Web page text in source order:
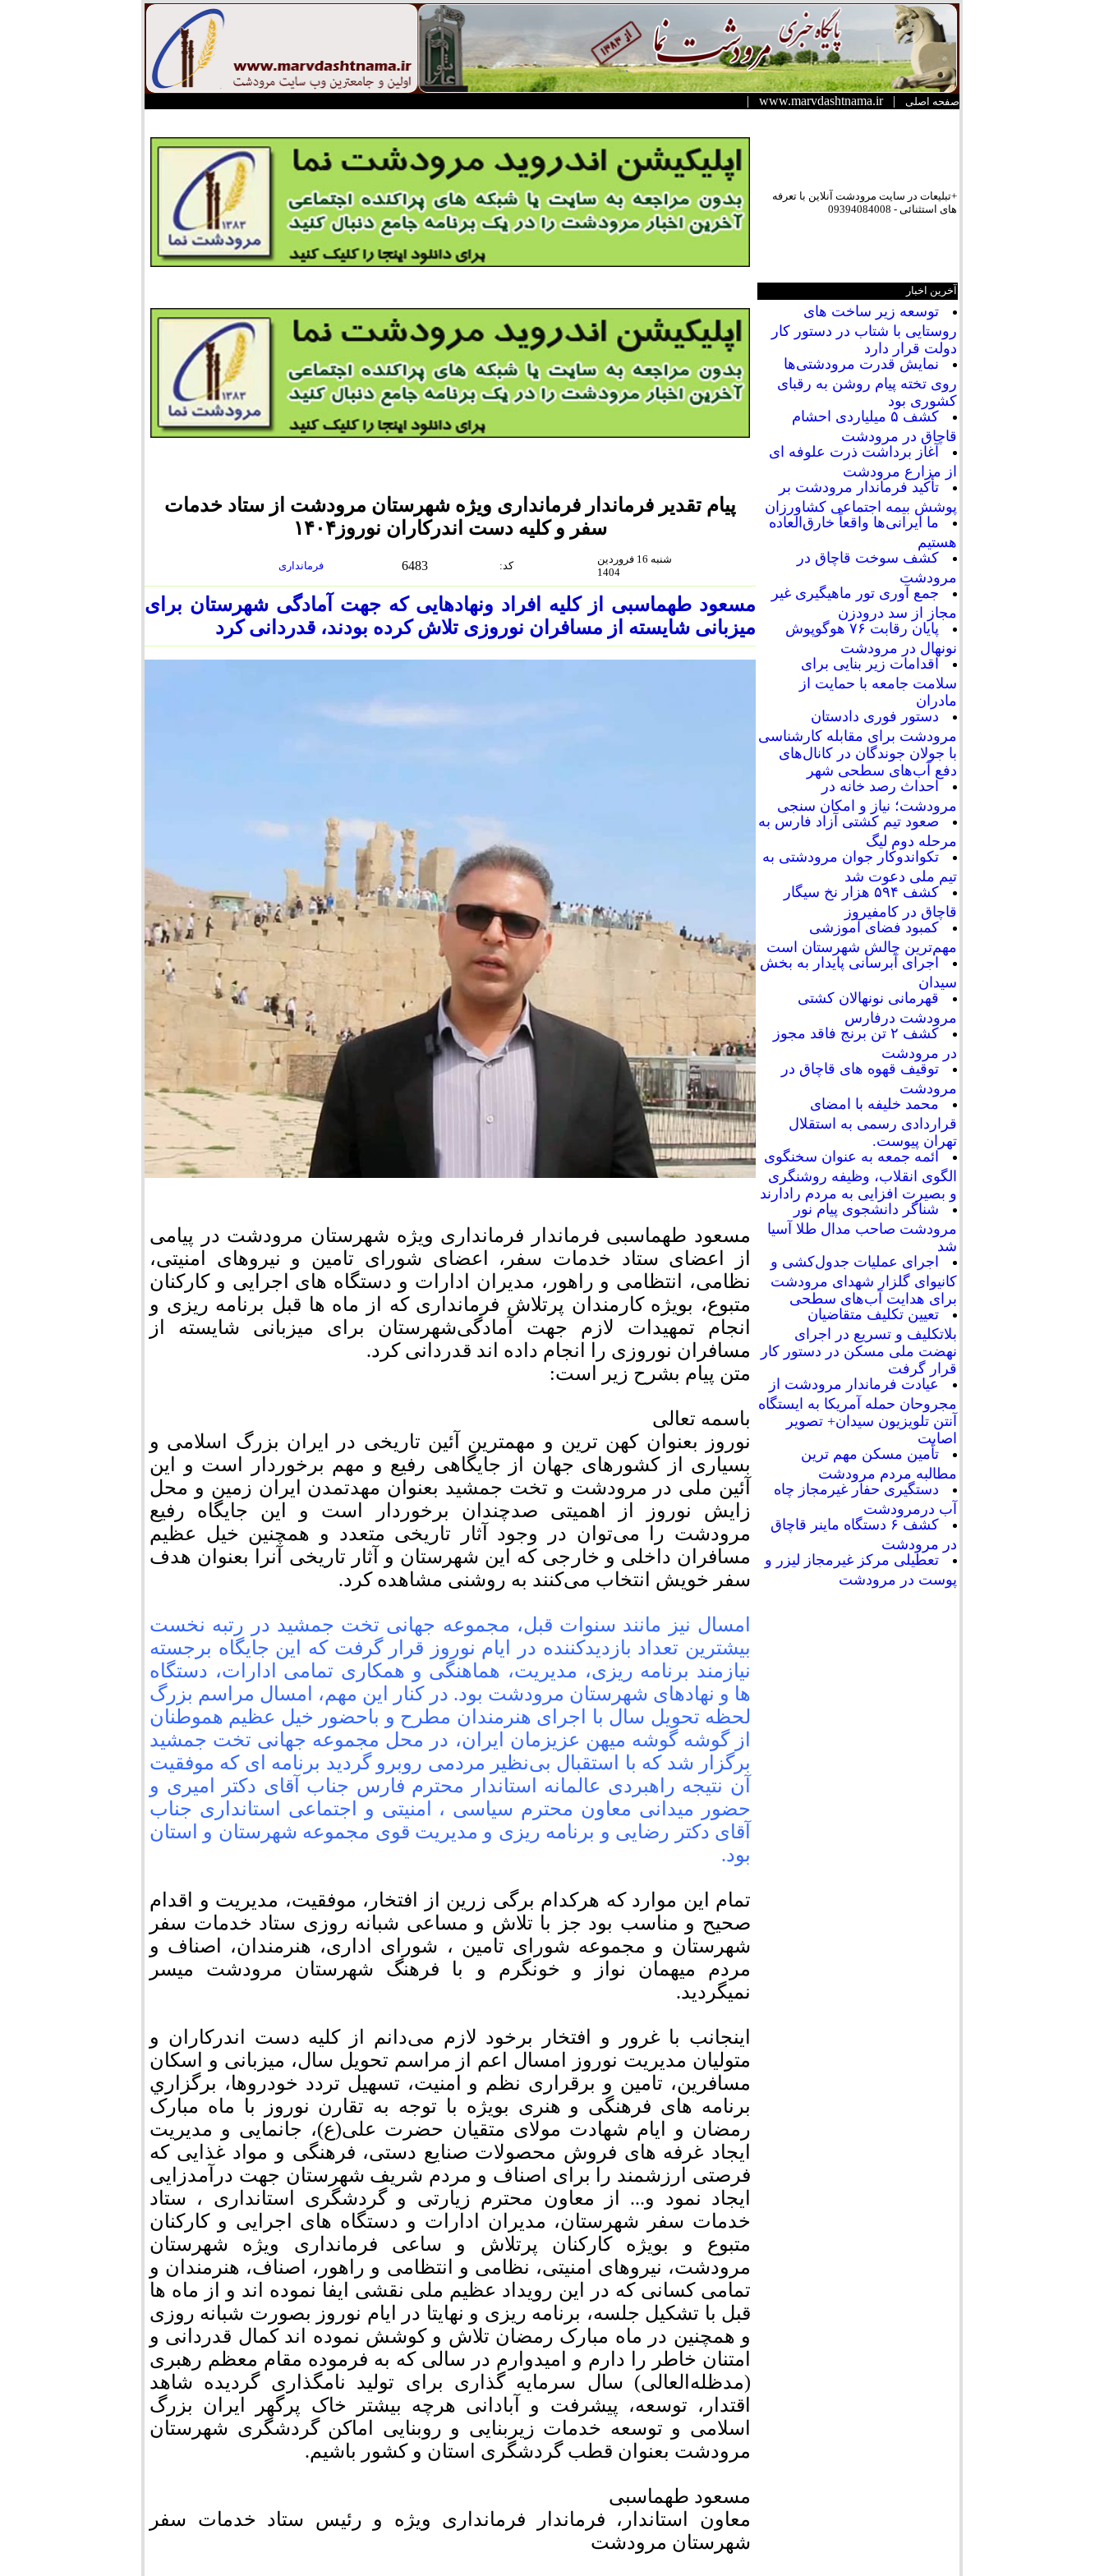
صفحه اصلی |
www.marvdashtnama.ir
|
+تبلیعات در سایت مرودشت آنلاین با تعرفه
های استثنائی - 09394084008
آخرین اخبار
توسعه زیر ساخت های
روستایی با شتاب در دستور کار
دولت قرار دارد
نمایش قدرت مرودشتی‌ها
روی تخته پیام روشن به رقبای
کشوری بود
کشف ۵ میلیاردی احشام
قاچاق در مرودشت
آغاز برداشت ذرت علوفه ای
از مزارع مرودشت
تأکید فرماندار مرودشت بر
پوشش بیمه اجتماعی کشاورزان
ما ایرانی‌ها واقعاً خارق‌العاده
هستیم
کشف سوخت قاچاق در
مرودشت
جمع آوری تور ماهیگیری غیر
مجاز از سد درودزن
پایان رقابت‌ ۷۶ هوگوپوش
نونهال در مرودشت
اقدامات زیر بنایی برای
سلامت جامعه با حمایت از
مادران
دستور فوری دادستان
مرودشت برای مقابله کارشناسی
با جولان جوندگان در کانال‌های
دفع آب‌های سطحی شهر
احداث رصد خانه در
مرودشت؛ نیاز و امکان سنجی
صعود تیم کشتی آزاد فارس به
مرحله دوم لیگ
تکواندوکار جوان مرودشتی به
تیم ملی دعوت شد
کشف ۵۹۴ هزار نخ سیگار
قاچاق در کامفیروز
کمبود فضای آموزشی
مهم‌ترین چالش شهرستان است
اجرای آبرسانی پایدار به بخش
سیدان
قهرمانی نونهالان کشتی
مرودشت درفارس
کشف ۲ تن برنج فاقد مجوز
در مرودشت
توقیف قهوه های قاچاق در
مرودشت
محمد خلیفه با امضای
قراردادی رسمی به استقلال
تهران پیوست.
ائمه جمعه به عنوان سخنگوی
الگوی انقلاب، وظیفه روشنگری
و بصیرت افزایی به مردم رادارند
شناگر دانشجوی پیام نور
مرودشت صاحب مدال طلا آسیا
شد
اجرای عملیات جدول‌کشی و
کانیوای گلزار شهدای مرودشت
برای هدایت آب‌های سطحی
تعیین تکلیف متقاضیان
بلاتکلیف و تسریع در اجرای
نهضت ملی مسکن در دستور کار
قرار گرفت
عیادت فرماندار مرودشت از
مجروحان حمله آمریکا به ایستگاه
آنتن تلویزیون سیدان+ تصویر
اصابت
تأمین مسکن مهم ترین
مطالبه مردم مرودشت
دستگیری حفار غیرمجاز چاه
آب درمرودشت
کشف ۶ دستگاه ماینر قاچاق
در مرودشت
تعطیلی مرکز غیرمجاز لیزر و
پوست در مرودشت
پیام تقدیر فرماندار فرمانداری ویژه شهرستان مرودشت از ستاد خدمات
سفر و کلیه دست اندرکاران نوروز۱۴۰۴
6483 :كد
شنبه 16 فروردین
1404
مسعود طهماسبی از کلیه افراد ونهادهایی که جهت آمادگی‌ شهرستان برای
میزبانی شایسته از مسافران نوروزی تلاش کرده بودند، قدردانی کرد
مسعود طهماسبی فرماندار فرمانداری ویژه شهرستان مرودشت در پیامی
از اعضای ستاد خدمات سفر، اعضای شورای تامین و نیروهای امنیتی،
نظامی، انتظامی و راهور، مدیران ادارات و دستگاه های اجرایی و کارکنان
متبوع، بویژه کارمندان پرتلاش فرمانداری که از ماه ها قبل برنامه ریزی و
انجام تمهیدات لازم جهت آمادگی‌شهرستان برای میزبانی شایسته از
مسافران نوروزی را انجام داده اند قدردانی کرد.
متن پیام بشرح زیر است:
باسمه تعالی
نوروز بعنوان کهن ترین و مهمترین آئین تاریخی در ایران بزرگ اسلامی و
بسیاری از کشورهای جهان از جایگاهی رفیع و مهم برخوردار است و این
آئین ملی در مرودشت و تخت جمشید بعنوان مهدتمدن ایران زمین و محل
زایش نوروز از اهمیتی صدچندان برخوردار است و این جایگاه رفیع
مرودشت را می‌توان در وجود آثار تاریخی متعدد و همچنین خیل عظیم
مسافران داخلی و خارجی که این شهرستان و آثار تاریخی آنرا بعنوان هدف
سفر خویش انتخاب می‌کنند به روشنی مشاهده کرد.
امسال نیز مانند سنوات قبل، مجموعه جهانی تخت جمشید در رتبه نخست
بیشترین تعداد بازدیدکننده در ایام نوروز قرار گرفت که این جایگاه برجسته
نیازمند برنامه ریزی، مدیریت، هماهنگی و همکاری تمامی ادارات، دستگاه
ها و نهادهای شهرستان مرودشت بود. در کنار این مهم، امسال مراسم بزرگ
لحظه تحویل سال با اجرای هنرمندان مطرح و باحضور خیل عظیم هموطنان
از گوشه گوشه میهن عزیزمان ایران، در محل مجموعه جهانی تخت جمشید
برگزار شد که با استقبال بی‌نظیر مردمی روبرو گردید برنامه‌ ای که موفقیت
آن نتیجه راهبردی عالمانه استاندار محترم فارس جناب آقای دکتر امیری و
حضور میدانی معاون محترم سیاسی ، امنیتی و اجتماعی استانداری جناب
آقای دکتر رضایی و برنامه ریزی و مدیریت قوی مجموعه شهرستان و استان
بود.
تمام این موارد که هرکدام برگی زرین از افتخار، موفقیت، مدیریت و اقدام
صحیح و مناسب بود جز با تلاش و مساعی شبانه روزی ستاد خدمات سفر
شهرستان و مجموعه شورای تامین ، شورای اداری، هنرمندان، اصناف و
مردم میهمان نواز و خونگرم و با فرهنگ شهرستان مرودشت میسر
نمیگردید.
اینجانب با غرور و افتخار برخود لازم می‌دانم از کلیه دست اندرکاران و
متولیان مدیریت نوروز امسال اعم از مراسم تحویل سال، میزبانی و اسکان
مسافرین، تامین و برقراری نظم و امنیت، تسهیل تردد خودروها، برگزاري
برنامه های فرهنگی و هنری بویژه با توجه به تقارن نوروز با ماه مبارک
رمضان و ایام شهادت مولای متقیان حضرت علی(ع)، جانمایی و مدیریت
ایجاد غرفه های فروش محصولات صنایع دستی، فرهنگی و مواد غذایی که
فرصتی ارزشمند را برای اصناف و مردم شریف شهرستان جهت درآمدزایی
ایجاد نمود و... از معاون محترم زیارتی و گردشگری استانداری ، ستاد
خدمات سفر شهرستان، مدیران ادارات و دستگاه های اجرایی و کارکنان
متبوع و بویژه کارکنان پرتلاش و ساعی فرمانداری ویژه شهرستان
مرودشت، نیروهای امنیتی، نظامی و انتظامی و راهور، اصناف، هنرمندان و
تمامی کسانی که در این رویداد عظیم ملی نقشی ایفا نموده اند و از ماه ها
قبل با تشکیل جلسه، برنامه ریزی و نهایتا در ایام نوروز بصورت شبانه روزی
و همچنین در ماه مبارک رمضان تلاش و کوشش نموده اند کمال قدردانی و
امتنان خاطر را دارم و امیدوارم در سالی که به فرموده مقام معظم رهبری
(مدظله‌العالی) سال سرمایه گذاری برای تولید نامگذاری گردیده شاهد
اقتدار، توسعه، پیشرفت و آبادانی هرچه بیشتر خاک پرگهر ایران بزرگ
اسلامی و توسعه خدمات زیربنایی و روبنایی اماکن گردشگری شهرستان
مرودشت بعنوان قطب گردشگری استان و کشور باشیم.
مسعود طهماسبی
معاون استاندار، فرماندار فرمانداری ویژه و رئیس ستاد خدمات سفر
شهرستان مرودشت